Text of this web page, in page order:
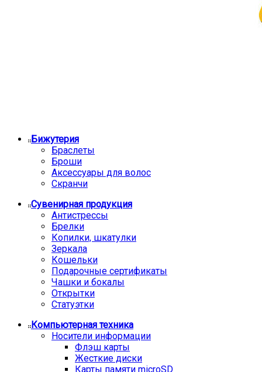
Бижутерия
Браслеты
Броши
Аксессуары для волос
Скранчи
Сувенирная продукция
Антистрессы
Брелки
Копилки, шкатулки
Зеркала
Кошельки
Подарочные сертификаты
Чашки и бокалы
Открытки
Статуэтки
Компьютерная техника
Носители информации
Флэш карты
Жесткие диски
Карты памяти microSD